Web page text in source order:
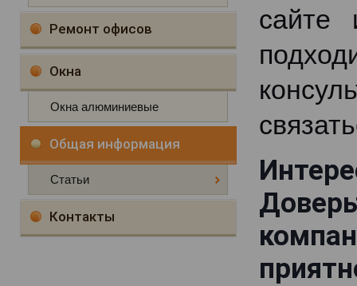
Ремонт офисов
Окна
Окна алюминиевые
Общая информация
Статьи
Контакты
сайте